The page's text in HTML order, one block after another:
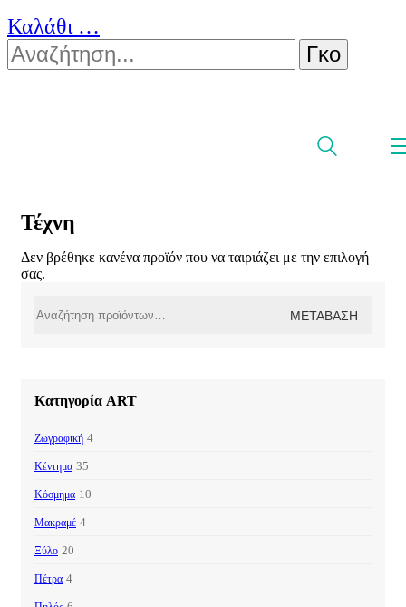
Καλάθι …
Τέχνη
Δεν βρέθηκε κανένα προϊόν που να ταιριάζει με την επιλογή
σας.
για:
ΜΕΤΆΒΑΣΗ
Κατηγορία ART
Ζωγραφική 4
Κέντημα 35
Κόσμημα 10
Μακραμέ 4
Ξύλο 20
Πέτρα 4